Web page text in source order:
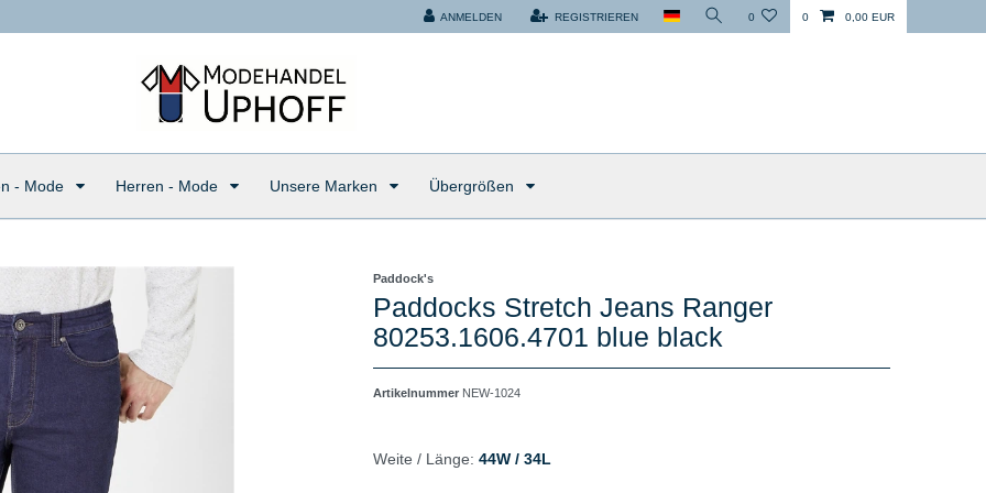
ANMELDEN REGISTRIEREN 0 0 0,00 EUR
- Mode Herren - Mode Unsere Marken Übergrößen
Paddock's
Paddocks Stretch Jeans Ranger
80253.1606.4701 blue black
Artikelnummer NEW-1024
Weite / Länge: 44W / 34L